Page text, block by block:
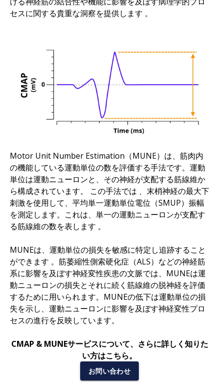
セスに関する貴重な洞察を提供します 。
Motor Unit Number Estimation（MUNE）は、筋肉内
の機能している運動単位の数を評価する手法です。運動
単位は運動ニューロンと、その神経が支配する筋線維か
ら構成されています。 この手法では 、 末梢神経の最大下
刺激を使用して、平均単一運動単位電位（SMUP）振幅
を測定します。これは、単一の運動ニューロンが支配す
る筋線維の数を表します 。
MUNEは、運動単位の損失を敏感に特定し追跡すること
ができます 。 筋萎縮性側索硬化症（ALS）などの神経筋
系に影響を及ぼす神経変性疾患の文脈では、 MUNEは運
動ニューロンの損失とそれに続く筋線維の脱神経を評価
するために用いられます。MUNEの低下は運動単位の損
失を示し、運動ニューロンに影響を及ぼす神経変性プロ
セスの進行を反映しています。
CMAP & MUNEサービスについて、さらに詳しく知りた
い方はこちら。
お問い合わせ